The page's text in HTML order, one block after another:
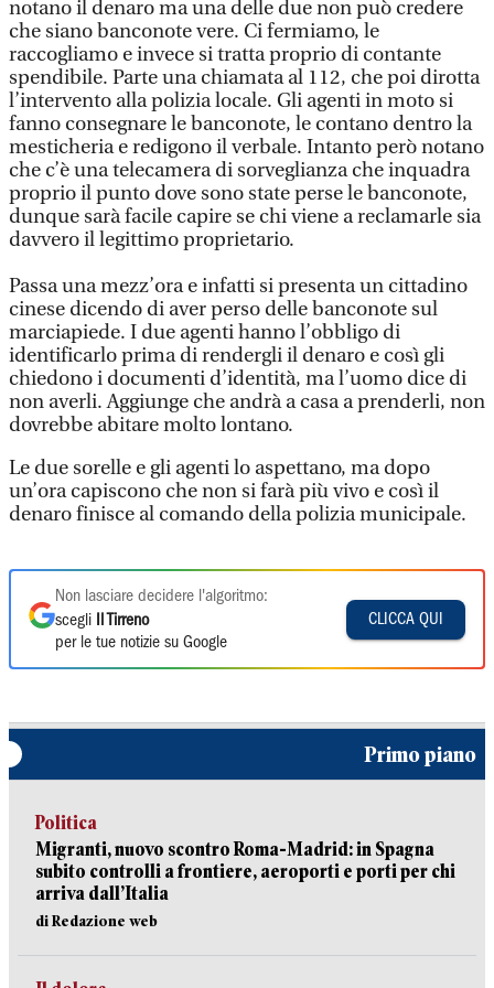
notano il denaro ma una delle due non può credere
che siano banconote vere. Ci fermiamo, le
raccogliamo e invece si tratta proprio di contante
spendibile. Parte una chiamata al 112, che poi dirotta
l’intervento alla polizia locale. Gli agenti in moto si
fanno consegnare le banconote, le contano dentro la
mesticheria e redigono il verbale. Intanto però notano
che c’è una telecamera di sorveglianza che inquadra
proprio il punto dove sono state perse le banconote,
dunque sarà facile capire se chi viene a reclamarle sia
davvero il legittimo proprietario.
Passa una mezz’ora e infatti si presenta un cittadino
cinese dicendo di aver perso delle banconote sul
marciapiede. I due agenti hanno l’obbligo di
identificarlo prima di rendergli il denaro e così gli
chiedono i documenti d’identità, ma l’uomo dice di
non averli. Aggiunge che andrà a casa a prenderli, non
dovrebbe abitare molto lontano.
Le due sorelle e gli agenti lo aspettano, ma dopo
un’ora capiscono che non si farà più vivo e così il
denaro finisce al comando della polizia municipale.
Non lasciare decidere l'algoritmo:
scegli
Il Tirreno
per le tue notizie su Google
CLICCA QUI
Primo piano
Politica
Migranti, nuovo scontro Roma-Madrid: in Spagna
subito controlli a frontiere, aeroporti e porti per chi
arriva dall’Italia
di Redazione web